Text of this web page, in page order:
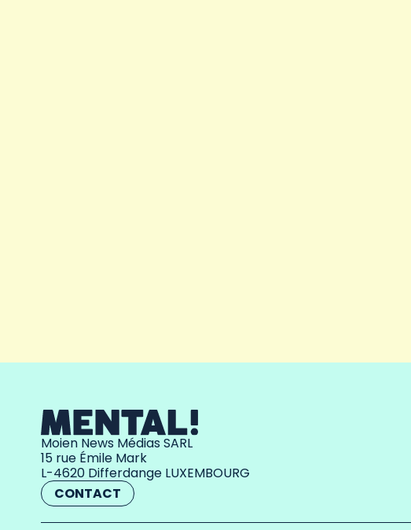
Moien News Médias SARL
15 rue Émile Mark
L-4620 Differdange LUXEMBOURG
CONTACT